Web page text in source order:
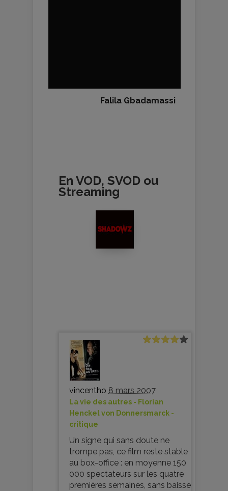
Falila Gbadamassi
En VOD, SVOD ou
Streaming
vincentho 8 mars 2007
La vie des autres - Florian
Henckel von Donnersmarck -
critique
Un signe qui sans doute ne
trompe pas, ce film reste stable
au box-office : en moyenne 150
000 spectateurs sur les quatre
premières semaines, sans baisse